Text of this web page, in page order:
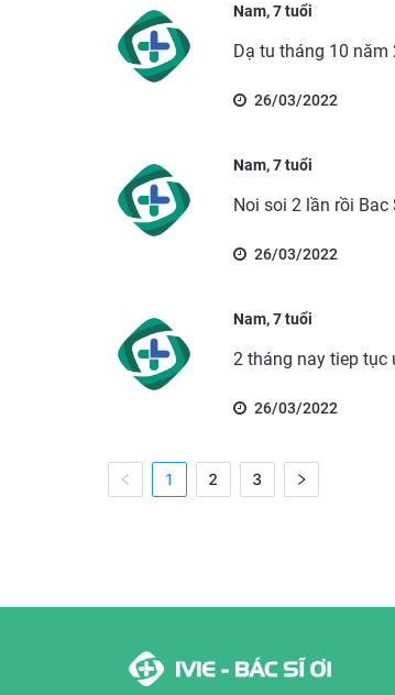
Nam, 7 tuổi
Dạ tu tháng 10 năm
26/03/2022
Nam, 7 tuổi
Noi soi 2 lần rồi Bac
26/03/2022
Nam, 7 tuổi
2 tháng nay tiep tục
26/03/2022
1 2 3